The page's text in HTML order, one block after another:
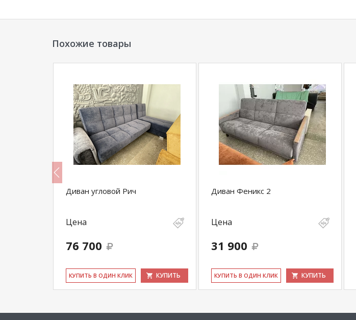
Похожие товары
Диван угловой Рич
Цена
76 700
КУ­ПИТЬ В ОДИН КЛИК КУПИТЬ
Диван Феникс 2
Цена
31 900
КУ­ПИТЬ В ОДИН КЛИК КУПИТЬ